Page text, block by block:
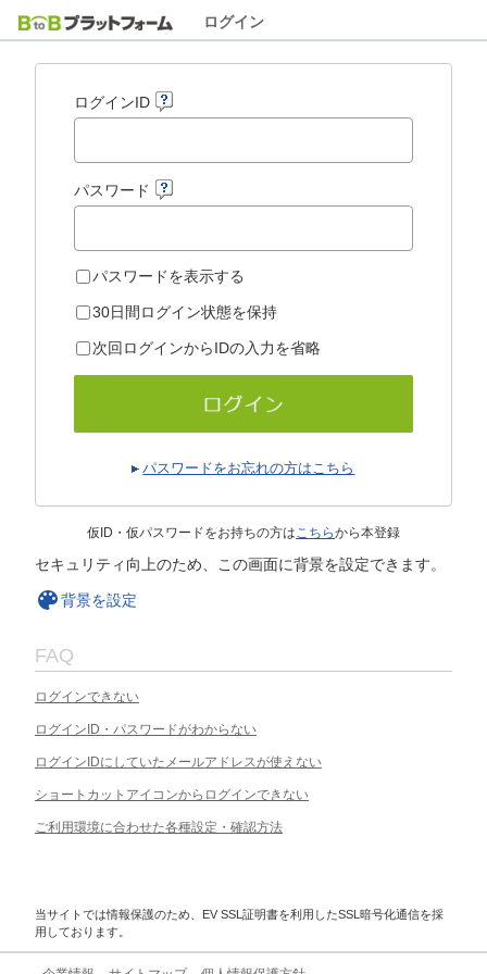
ログイン
ログインID
パスワード
パスワードを表示する
30日間ログイン状態を保持
次回ログインからIDの入力を省略
パスワードをお忘れの方はこちら
仮ID・仮パスワードをお持ちの方はこちらから本登録
セキュリティ向上のため、この画面に背景を設定できます。
背景を設定
FAQ
ログインできない
ログインID・パスワードがわからない
ログインIDにしていたメールアドレスが使えない
ショートカットアイコンからログインできない
ご利用環境に合わせた各種設定・確認方法
当サイトでは情報保護のため、EV SSL証明書を利用したSSL暗号化通信を採
用しております。